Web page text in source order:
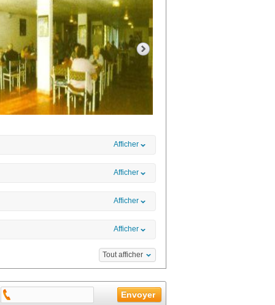
Afficher
Afficher
Afficher
Afficher
Tout afficher